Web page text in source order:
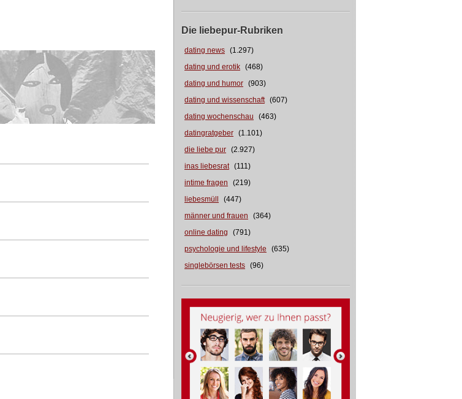
Die liebepur-Rubriken
dating news (1.297)
dating und erotik (468)
dating und humor (903)
dating und wissenschaft (607)
dating wochenschau
(463)
datingratgeber (1.101)
die liebe pur (2.927)
inas liebesrat (111)
intime fragen
(219)
liebesmüll
(447)
männer und frauen
(364)
online dating
(791)
psychologie und lifestyle
(635)
singlebörsen tests (96)